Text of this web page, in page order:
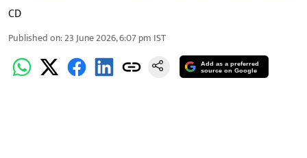
CD
Published on:23 June 2026, 6:07 pm IST
Add as a preferred
source on Google